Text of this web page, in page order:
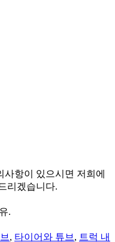
항이 있으시면 저희에
리겠습니다.
.
, 타이어와 튜브, 트럭 내